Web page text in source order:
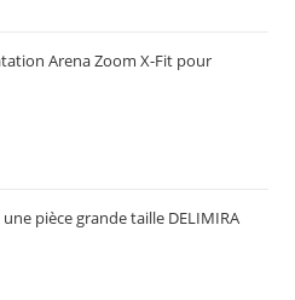
Arena Zoom X-Fit pour
pièce grande taille DELIMIRA